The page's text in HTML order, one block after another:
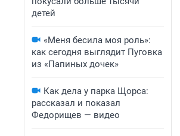
детей
«Меня бесила моя роль»:
как сегодня выглядит Пуговка
из «Папиных дочек»
Как дела у парка Щорса:
рассказал и показал
Федорищев — видео